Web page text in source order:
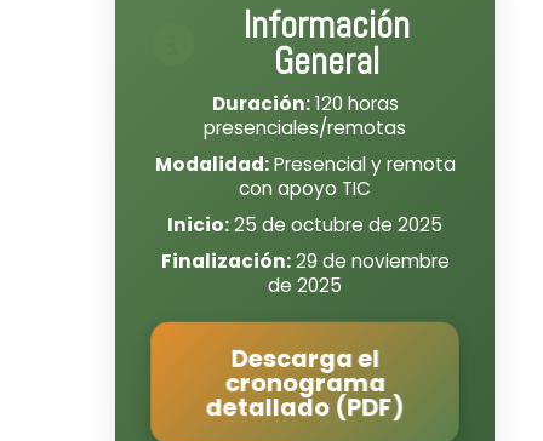
Información
General
Duración:120 horas
presenciales/remotas
Modalidad:Presencial y remota
con apoyo TIC
Inicio:25 de octubre de 2025
Finalización:29 de noviembre
de 2025
Descarga el
cronograma
detallado (PDF)